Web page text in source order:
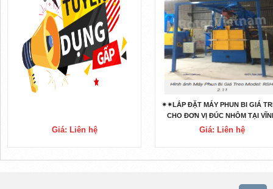
Giá: Liên hệ
✴✴LẮP ĐẶT MÁY PHUN BI GIÁ
CHO ĐƠN VỊ ĐÚC NHÔM TẠI
PHÚC ✴️✴️
Giá: Liên hệ